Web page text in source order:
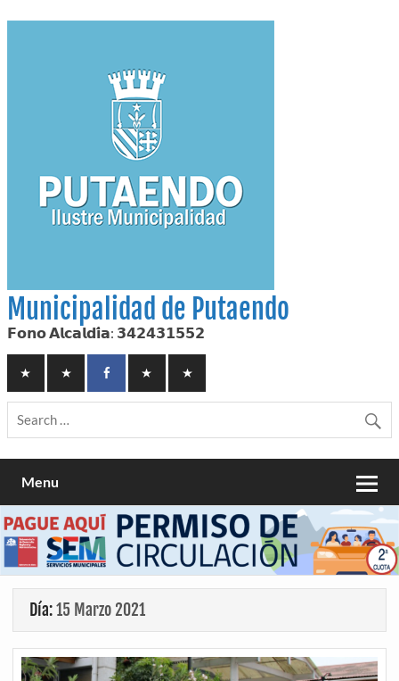
to
Municipalidad de Putaendo
𝗙𝗼𝗻𝗼 𝗔𝗹𝗰𝗮𝗹𝗱𝗶́𝗮: 𝟯𝟰𝟮𝟰𝟯𝟭𝟱𝟱𝟮
Menu
Día:15 Marzo 2021